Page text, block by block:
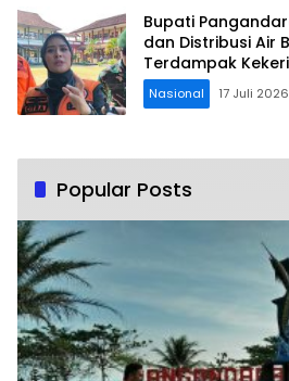
Bupati
dan Distribusi Air
Terdampak
Nasional 17 Juli 2026
Popular Posts